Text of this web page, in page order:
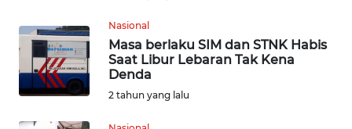
Nasional
Masa berlaku SIM dan STNK Habis
Saat Libur Lebaran Tak Kena
Denda
2 tahun yang lalu
WN
RIAU
WN